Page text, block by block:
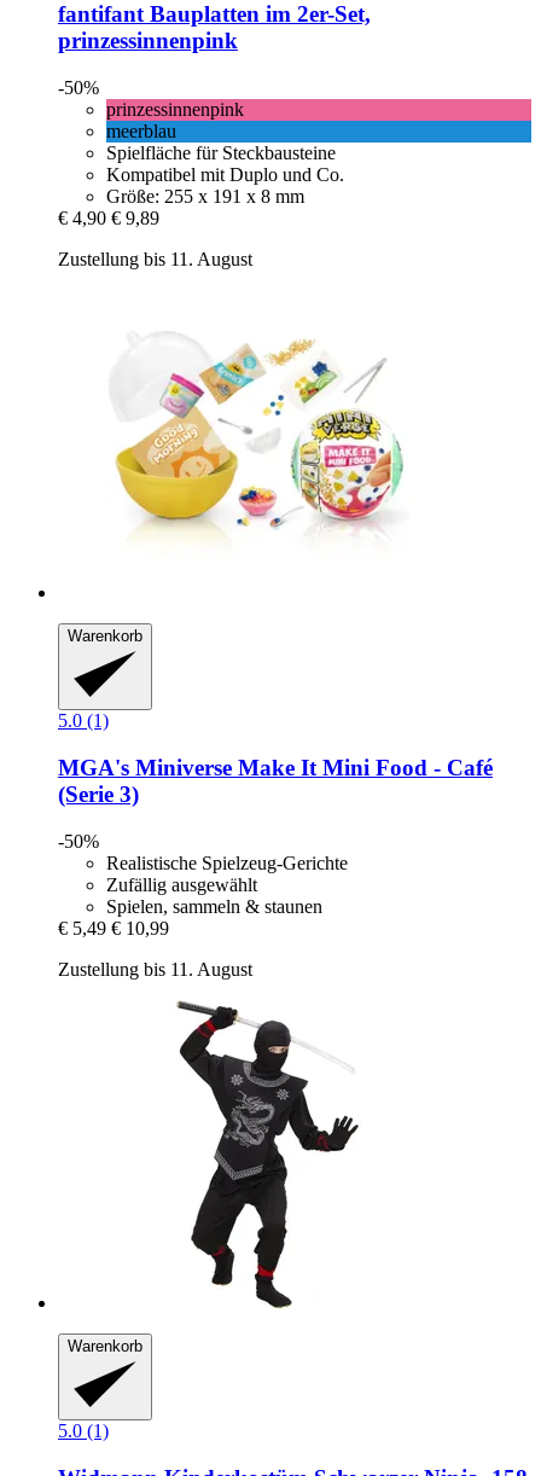
fantifant Bauplatten im 2er-​Set,
prinzessinnenpink
-50%
prinzessinnenpink
meerblau
Spielfläche für Steckbausteine
Kompatibel mit Duplo und Co.
Größe: 255 x 191 x 8 mm
€ 4,90 € 9,89
Zustellung bis 11. August
Warenkorb
5.0 (1)
MGA's Miniverse Make It Mini Food -​ Café
(Serie 3)
-50%
Realistische Spielzeug-Gerichte
Zufällig ausgewählt
Spielen, sammeln & staunen
€ 5,49 € 10,99
Zustellung bis 11. August
Warenkorb
5.0 (1)